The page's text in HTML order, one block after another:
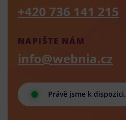
Právě jsme k dispozici.
NAPIŠTE NÁM
info@webnia.cz
+420 736 141 215